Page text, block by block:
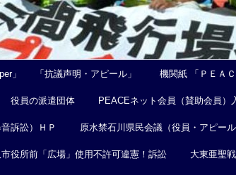
」 「抗議声明・アピール」 機関紙 「ＰＥＡＣ
役員の派遣団体 PEACEネット会員（賛助会員）
訴訟）ＨＰ 原水禁石川県民会議（役員・アピール
役所前「広場」使用不許可違憲！訴訟 大東亜聖戦